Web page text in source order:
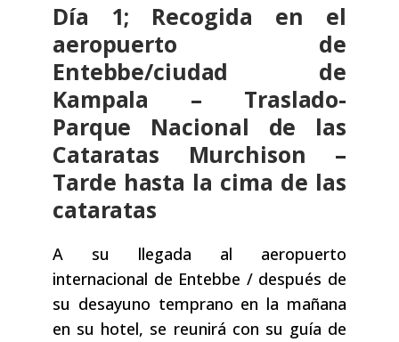
Día 1; Recogida en el
aeropuerto de
Entebbe/ciudad de
Kampala – Traslado-
Parque Nacional de las
Cataratas Murchison –
Tarde hasta la cima de las
cataratas
A su llegada al aeropuerto
internacional de Entebbe / después de
su desayuno temprano en la mañana
en su hotel, se reunirá con su guía de